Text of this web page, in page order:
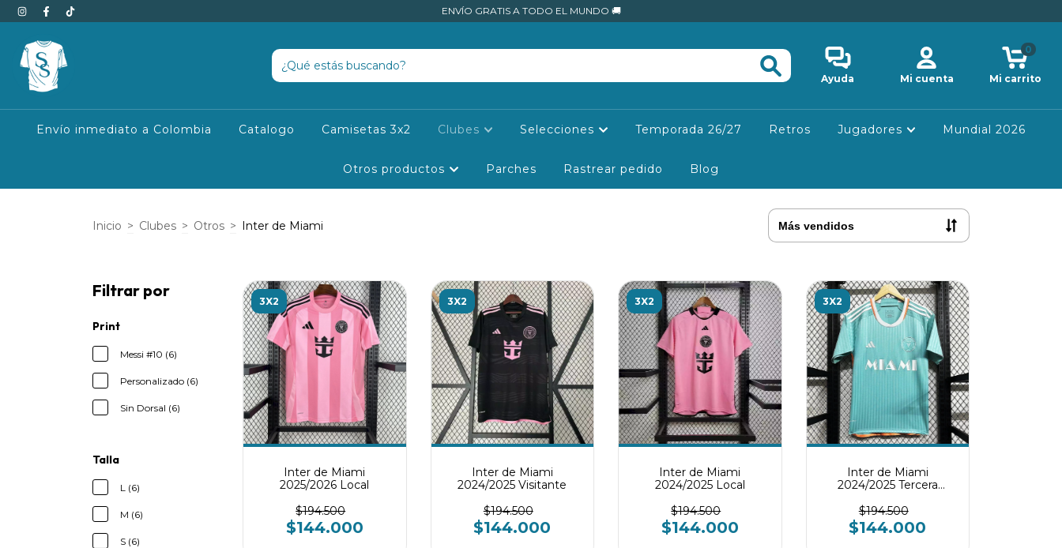
ENVÍO GRATIS A TODO EL MUNDO 🚚
Ayuda Mi cuenta Mi carrito
0
Envío inmediato a Colombia Catalogo Camisetas 3x2 Clubes Selecciones Temporada 26/27 Retros Jugadores Mundial 2026
Otros productos Parches Rastrear pedido Blog
Inicio > Clubes > Otros > Inter de Miami
Filtrar por
Print
Messi #10 (6)
Personalizado (6)
Sin Dorsal (6)
Talla
L (6)
M (6)
S (6)
3X2
Inter de Miami
2025/2026 Local
$194.500
$144.000
3X2
Inter de Miami
2024/2025 Visitante
$194.500
$144.000
3X2
Inter de Miami
2024/2025 Local
$194.500
$144.000
3X2
Inter de Miami
2024/2025 Tercera
$194.500
$144.000